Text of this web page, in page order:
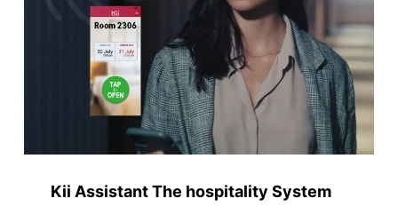
Kii Assistant The hospitality System